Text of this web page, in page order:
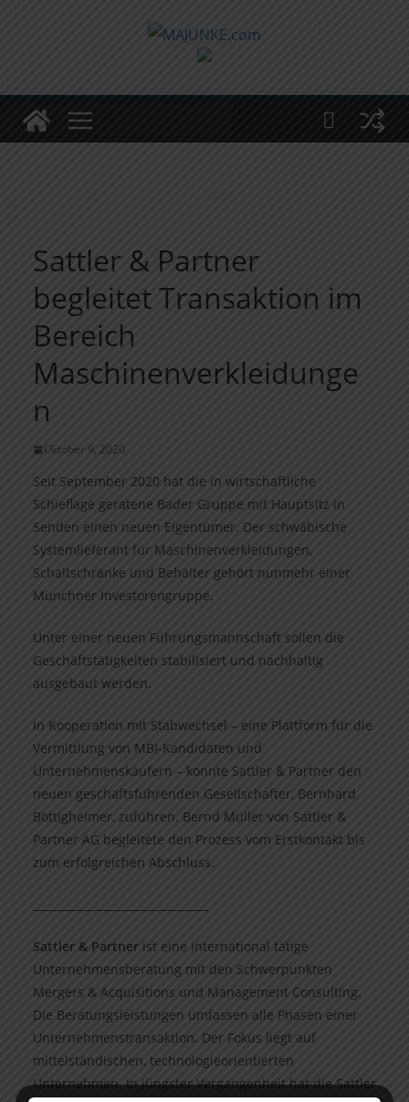
Sattler & Partner
begleitet Transaktion im
Bereich
Maschinenverkleidunge
n
Oktober 9, 2020
Seit September 2020 hat die in wirtschaftliche
Schieflage geratene Bader Gruppe mit Hauptsitz in
Senden einen neuen Eigentümer. Der schwäbische
Systemlieferant für Maschinenverkleidungen,
Schaltschränke und Behälter gehört nunmehr einer
Münchner Investorengruppe.
Unter einer neuen Führungsmannschaft sollen die
Geschäftstätigkeiten stabilisiert und nachhaltig
ausgebaut werden.
In Kooperation mit Stabwechsel – eine Plattform für die
Vermittlung von MBI-Kandidaten und
Unternehmenskäufern – konnte Sattler & Partner den
neuen geschäftsführenden Gesellschafter, Bernhard
Böttigheimer, zuführen. Bernd Müller von Sattler &
Partner AG begleitete den Prozess vom Erstkontakt bis
zum erfolgreichen Abschluss.
Sattler & Partner ist eine international tätige
Unternehmensberatung mit den Schwerpunkten
Mergers & Acquisitions und Management Consulting.
Die Beratungsleistungen umfassen alle Phasen einer
Unternehmenstransaktion. Der Fokus liegt auf
mittelständischen, technologieorientierten
Unternehmen. In jüngster Vergangenheit hat die Sattler